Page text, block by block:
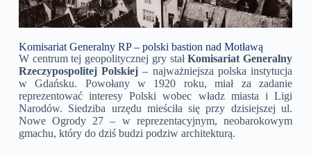
Komisariat Generalny RP – polski bastion nad Motławą
W centrum tej geopolitycznej gry stałKomisariat Generalny
Rzeczypospolitej Polskiej – najważniejsza polska instytucja
w Gdańsku. Powołany w 1920 roku, miał za zadanie
reprezentować interesy Polski wobec władz miasta i Ligi
Narodów. Siedziba urzędu mieściła się przy dzisiejszej ul.
Nowe Ogrody 27 – w reprezentacyjnym, neobarokowym
gmachu, który do dziś budzi podziw architekturą.